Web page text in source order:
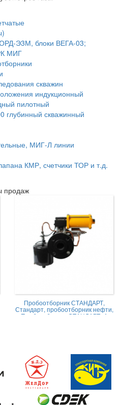
Э3М, блоки ВЕГА-03;
МИГ
скважин
индукционный
пилотный
глубинный скважинный
МИГ-Л линии
КМР, счетчики ТОР и т.д.
продаж
Пробоотборник СТАНДАРТ,
Стандарт, пробоотборник нефти,
Пробоотборник СТАНДАРТ -А